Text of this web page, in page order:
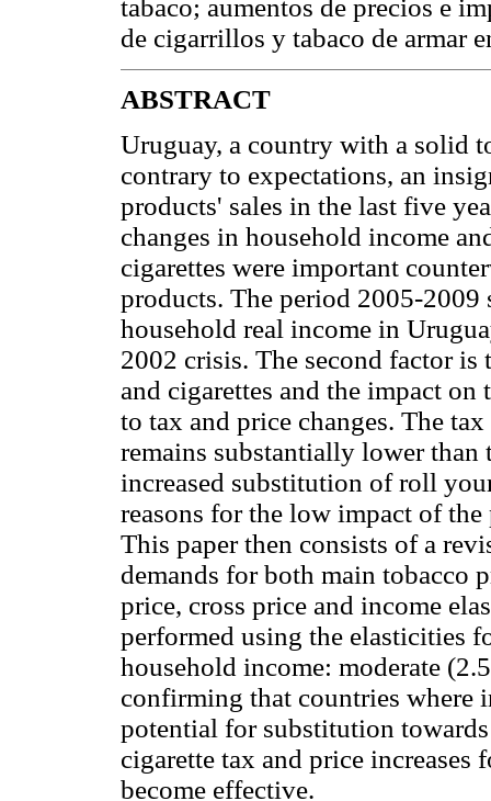
tabaco; aumentos de precios e
de cigarrillos y tabaco de armar
ABSTRACT
Uruguay, a country with a solid
contrary to expectations, an
products' sales in the last five
changes in household income
cigarettes were important
products. The period 2005-2009
household real income in
2002 crisis. The second factor
and cigarettes and the impact on
to tax and price changes. The
remains substantially lower than
increased substitution of roll
reasons for the low impact of
This paper then consists of a
demands for both main tobacco
price, cross price and income
performed using the elasticities
household income: moderate
confirming that countries where
potential for substitution
cigarette tax and price
become effective.